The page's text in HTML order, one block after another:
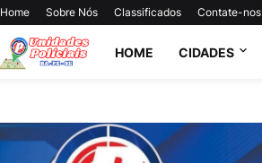
Home Sobre Nós Classificados Contate-nos
HOME CIDADES